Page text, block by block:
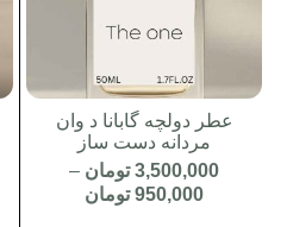
عطر دولچه گابانا د وان
مردانه دست ساز
3,500,000 تومان –
950,000 تومان